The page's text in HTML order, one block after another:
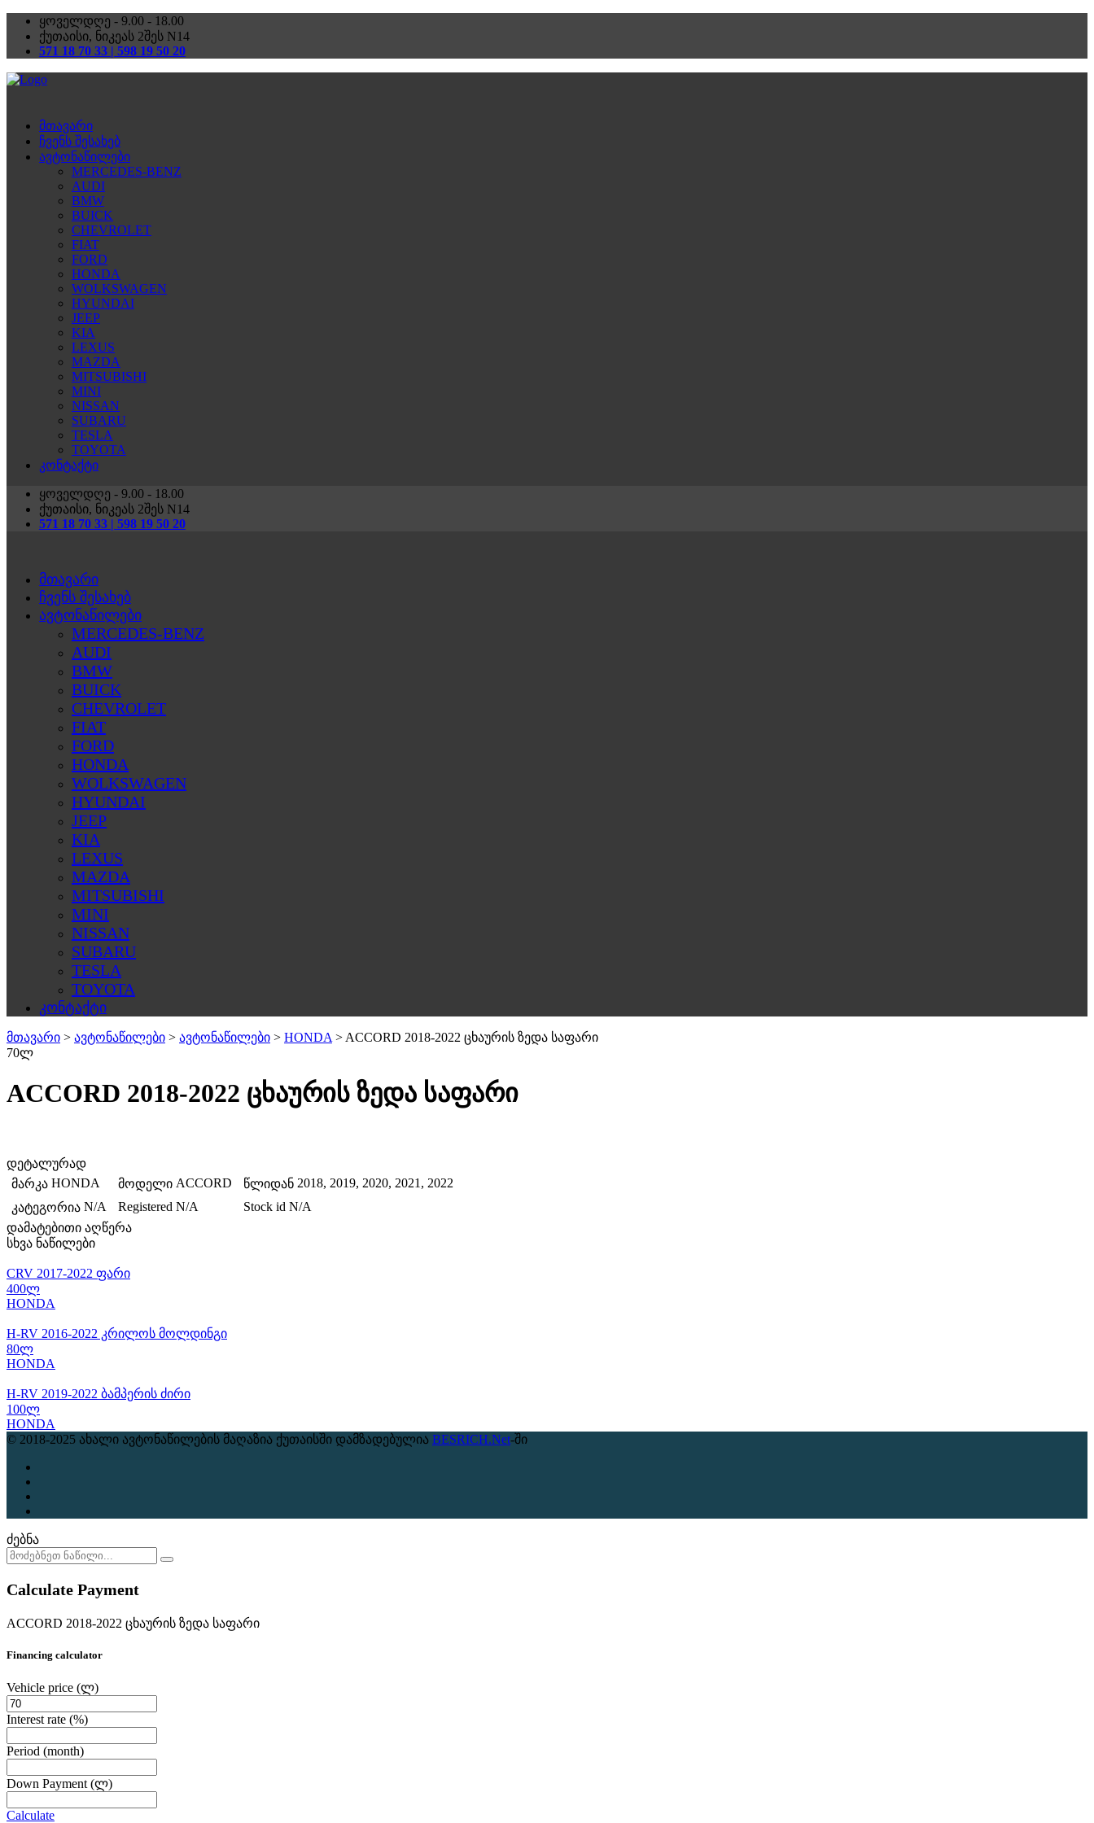
ყოველდღე - 9.00 - 18.00
ქუთაისი, ნიკეას 2შეს N14
571 18 70 33 | 598 19 50 20
მთავარი
ჩვენს შესახებ
ავტონაწილები
MERCEDES-BENZ
AUDI
BMW
BUICK
CHEVROLET
FIAT
FORD
HONDA
WOLKSWAGEN
HYUNDAI
JEEP
KIA
LEXUS
MAZDA
MITSUBISHI
MINI
NISSAN
SUBARU
TESLA
TOYOTA
კონტაქტი
ყოველდღე - 9.00 - 18.00
ქუთაისი, ნიკეას 2შეს N14
571 18 70 33 | 598 19 50 20
მთავარი
ჩვენს შესახებ
ავტონაწილები
MERCEDES-BENZ
AUDI
BMW
BUICK
CHEVROLET
FIAT
FORD
HONDA
WOLKSWAGEN
HYUNDAI
JEEP
KIA
LEXUS
MAZDA
MITSUBISHI
MINI
NISSAN
SUBARU
TESLA
TOYOTA
კონტაქტი
მთავარი > ავტონაწილები > ავტონაწილები > HONDA > ACCORD 2018-2022 ცხაურის ზედა საფარი
70ლ
ACCORD 2018-2022 ცხაურის ზედა საფარი
დეტალურად
მარკა HONDA მოდელი ACCORD წლიდან 2018, 2019, 2020, 2021, 2022
კატეგორია N/A Registered N/A Stock id N/A
დამატებითი აღწერა
სხვა ნაწილები
CRV 2017-2022 ფარი
400ლ
HONDA
H-RV 2016-2022 კრილოს მოლდინგი
80ლ
HONDA
H-RV 2019-2022 ბამპერის ძირი
100ლ
HONDA
© 2018-2025 ახალი ავტონაწილების მაღაზია ქუთაისში დამზადებულია BESRICH.Net-ში
ძებნა
Calculate Payment
ACCORD 2018-2022 ცხაურის ზედა საფარი
Financing calculator
Vehicle price (ლ)
Interest rate (%)
Period (month)
Down Payment (ლ)
Calculate